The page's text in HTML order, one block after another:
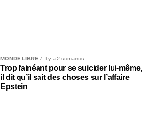
MONDE LIBRE Il y a 2 semaines
Trop fainéant pour se suicider lui-même,
il dit qu’il sait des choses sur l’affaire
Epstein